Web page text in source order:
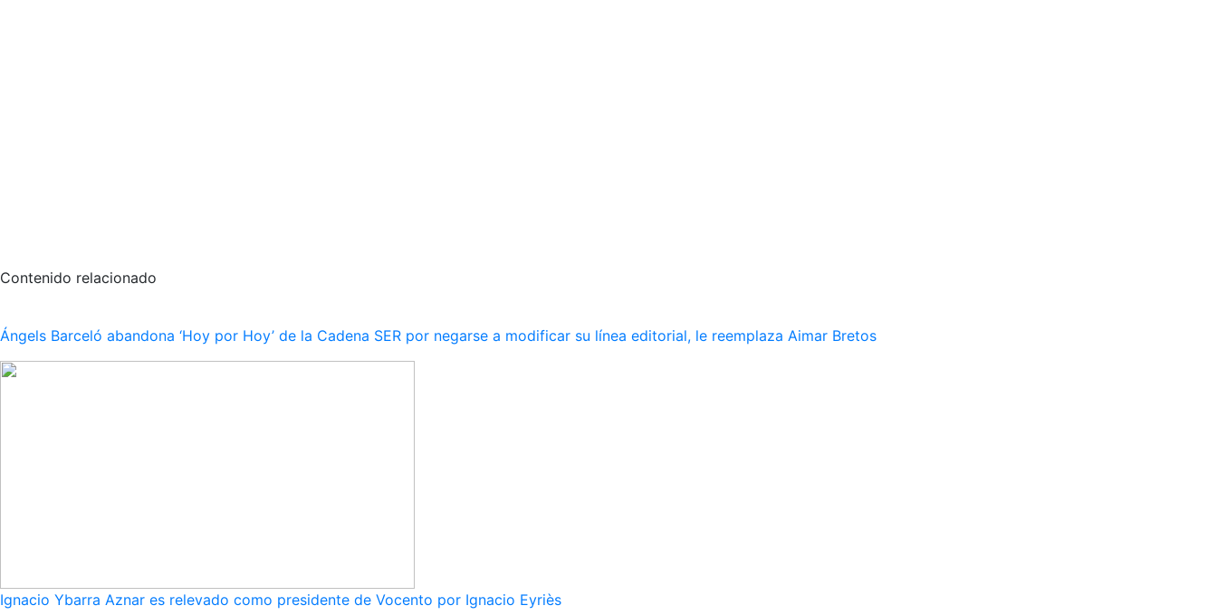
Contenido relacionado
Ángels Barceló abandona ‘Hoy por Hoy’ de la Cadena SER por negarse a modificar su línea editorial, le reemplaza Aimar Bretos
Ignacio Ybarra Aznar es relevado como presidente de Vocento por Ignacio Eyriès